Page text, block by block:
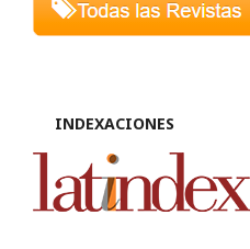
INDEXACIONES